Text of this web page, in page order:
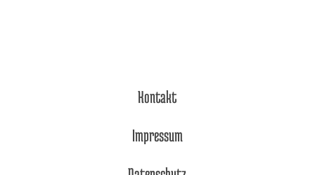
Kontakt
Impressum